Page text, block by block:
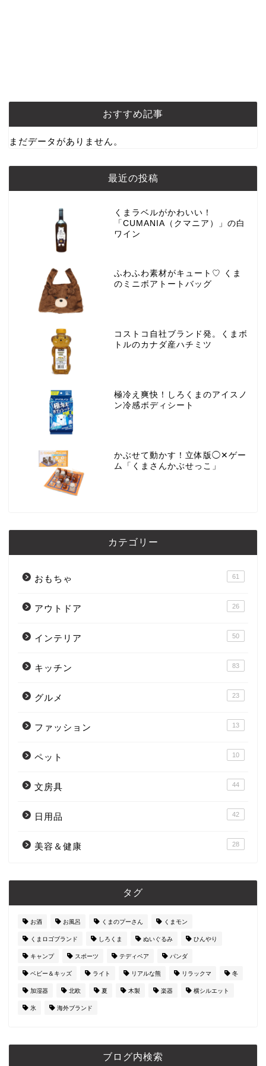
おすすめ記事
まだデータがありません。
最近の投稿
くまラベルがかわいい！
「CUMANIA（クマニア）」の白
ワイン
ふわふわ素材がキュート♡ くま
のミニボアトートバッグ
コストコ自社ブランド発。くまボ
トルのカナダ産ハチミツ
極冷え爽快！しろくまのアイスノ
ン冷感ボディシート
かぶせて動かす！立体版◯✕ゲー
ム「くまさんかぶせっこ」
カテゴリー
おもちゃ 61
アウトドア 26
インテリア 50
キッチン 83
グルメ 23
ファッション 13
ペット 10
文房具 44
日用品 42
美容＆健康 28
タグ
お酒 お風呂 くまのプーさん くまモン
くまロゴブランド しろくま ぬいぐるみ ひんやり
キャンプ スポーツ テディベア パンダ
ベビー＆キッズ ライト リアルな熊 リラックマ 冬
加湿器 北欧 夏 木製 楽器 横シルエット
氷 海外ブランド
ブログ内検索